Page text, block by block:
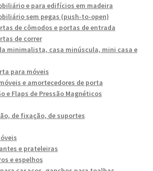
e para edifícios em madeira
sem pegas (push-to-open)
de cômodos e portas de entrada
de correr
minimalista, casa minúscula, mini casa e
para móveis
e amortecedores de porta
e Flaps de Pressão Magnéticos
de fixação, de suportes
e prateleiras
e espelhos